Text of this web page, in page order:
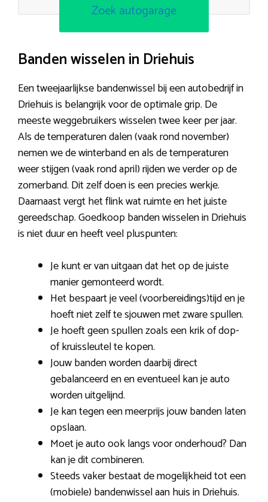
Zoek autogarage
Banden wisselen in Driehuis
Een tweejaarlijkse bandenwissel bij een autobedrijf in
Driehuis is belangrijk voor de optimale grip. De
meeste weggebruikers wisselen twee keer per jaar.
Als de temperaturen dalen (vaak rond november)
nemen we de winterband en als de temperaturen
weer stijgen (vaak rond april) rijden we verder op de
zomerband. Dit zelf doen is een precies werkje.
Daarnaast vergt het flink wat ruimte en het juiste
gereedschap. Goedkoop banden wisselen in Driehuis
is niet duur en heeft veel pluspunten:
Je kunt er van uitgaan dat het op de juiste
manier gemonteerd wordt.
Het bespaart je veel (voorbereidings)tijd en je
hoeft niet zelf te sjouwen met zware spullen.
Je hoeft geen spullen zoals een krik of dop-
of kruissleutel te kopen.
Jouw banden worden daarbij direct
gebalanceerd en en eventueel kan je auto
worden uitgelijnd.
Je kan tegen een meerprijs jouw banden laten
opslaan.
Moet je auto ook langs voor onderhoud? Dan
kan je dit combineren.
Steeds vaker bestaat de mogelijkheid tot een
(mobiele) bandenwissel aan huis in Driehuis.